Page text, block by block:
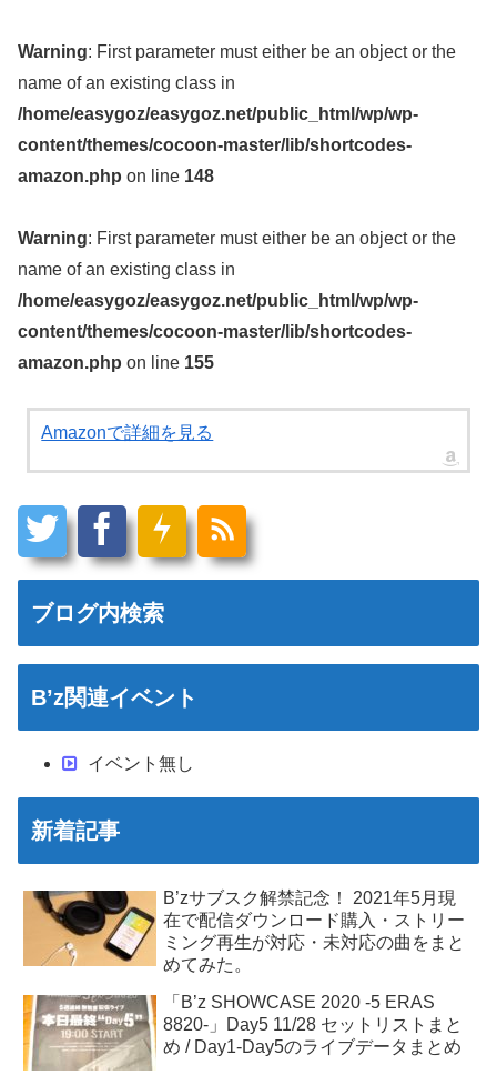
Warning: First parameter must either be an object or the
name of an existing class in
/home/easygoz/easygoz.net/public_html/wp/wp-
content/themes/cocoon-master/lib/shortcodes-
amazon.php on line 148
Warning: First parameter must either be an object or the
name of an existing class in
/home/easygoz/easygoz.net/public_html/wp/wp-
content/themes/cocoon-master/lib/shortcodes-
amazon.php on line 155
Amazonで詳細を見る
ブログ内検索
B’z関連イベント
イベント無し
新着記事
B’zサブスク解禁記念！ 2021年5月現
在で配信ダウンロード購入・ストリー
ミング再生が対応・未対応の曲をまと
めてみた。
「B’z SHOWCASE 2020 -5 ERAS
8820-」Day5 11/28 セットリストまと
め / Day1-Day5のライブデータまとめ